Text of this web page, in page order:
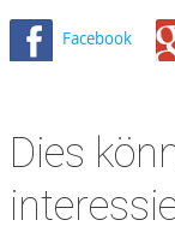
Facebook
Dies